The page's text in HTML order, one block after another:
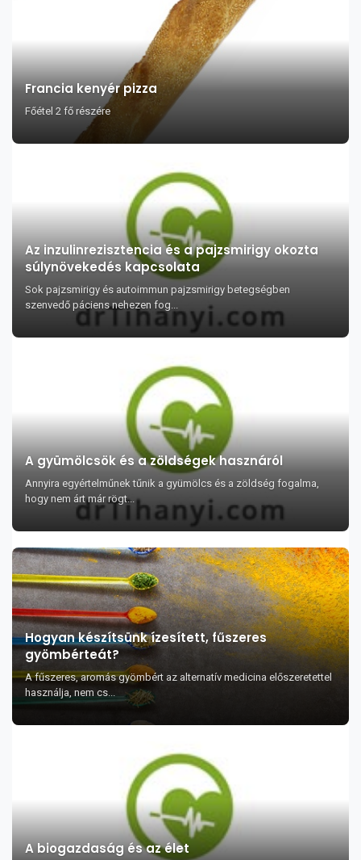
Francia kenyér pizza
Főétel 2 fő részére
Az inzulinrezisztencia és a pajzsmirigy okozta
súlynövekedés kapcsolata
Sok pajzsmirigy és autoimmun pajzsmirigy betegségben
szenvedő páciens nehezen fog...
A gyümölcsök és a zöldségek hasznáról
Annyira egyértelműnek tűnik a gyümölcs és a zöldség fogalma,
hogy nem árt már rögt...
Hogyan készítsünk ízesített, fűszeres
gyömbérteát?
A fűszeres, aromás gyömbért az alternatív medicina előszeretettel
használja, nem cs...
A biogazdaság és az élet